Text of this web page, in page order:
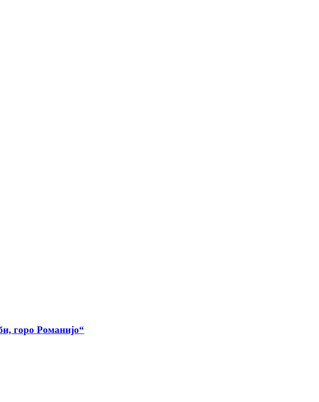
горо Романијо“